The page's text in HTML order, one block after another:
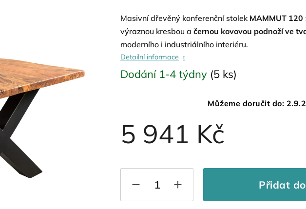
5 941 Kč
Dodání 1-4 týdny (5 ks)
Můžeme doručit do:
Přidat
Masivní dřevěný konferenční stolek MAMMUT 120
výraznou kresbou a černou kovovou podnoží ve
moderního i industriálního interiéru.
Detailní informace